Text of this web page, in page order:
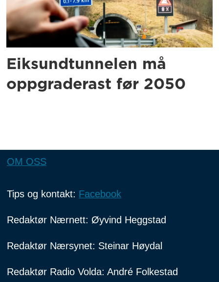
Eiksundtunnelen må
oppgraderast før 2050
OM OSS
Tips og kontakt: Facebook
Redaktør Nærnett: Øyvind Heggstad
Redaktør Nærsynet: Steinar Høydal
Redaktør Radio Volda: André Folkestad